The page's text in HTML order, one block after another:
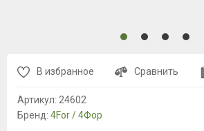
В избранное Сравнить
Артикул: 24602
Бренд: 4For / 4Фор